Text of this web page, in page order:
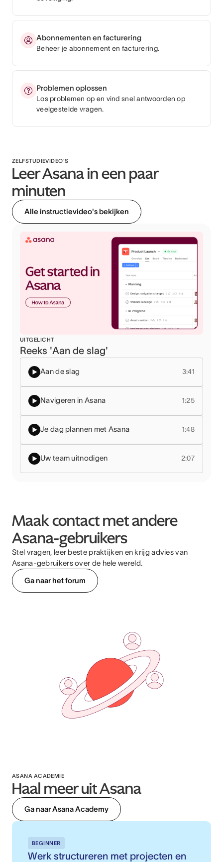
Abonnementen en facturering
Beheer je abonnement en facturering.
Problemen oplossen
Los problemen op en vind snel antwoorden op
veelgestelde vragen.
ZELFSTUDIEVIDEO'S
Leer Asana in een paar
minuten
Alle instructievideo's bekijken
UITGELICHT
Reeks 'Aan de slag'
Aan de slag 3:41
Navigeren in Asana 1:25
Je dag plannen met Asana 1:48
Uw team uitnodigen 2:07
Maak contact met andere
Asana-gebruikers
Stel vragen, leer beste praktijken en krijg advies van
Asana-gebruikers over de hele wereld.
Ga naar het forum
ASANA ACADEMIE
Haal meer uit Asana
Ga naar Asana Academy
BEGINNER
Werk structureren met projecten en